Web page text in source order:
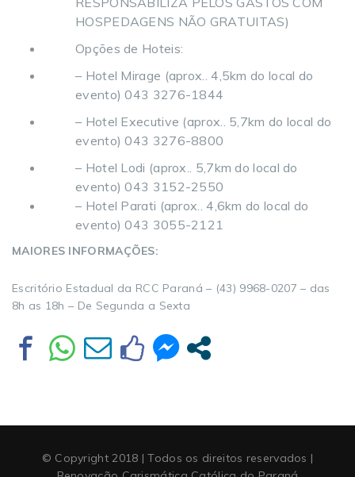
HOSPEDAGENS NÃO GRATUITAS)
Opções de Hoteis:
– Hotel Mirage (aprox.. 4,5km do local do
evento) 043 3276-1844
– Hotel Executive (aprox.. 5,7km do local do
evento) 043 3276-8800
– Hotel Lodi (aprox.. 5,7km do local do
evento) 043 3152-2550
– Hotel Parati (aprox.. 4,6km do local do
evento) 043 3055-2121
MAIORES INFORMAÇÕES:
Escritório Estadual da RCC Paraná – (43) 9968-0207 – das
8h as 18h – De Segunda a Sexta
© Copyright 2018 | Todos os direitos reservados |